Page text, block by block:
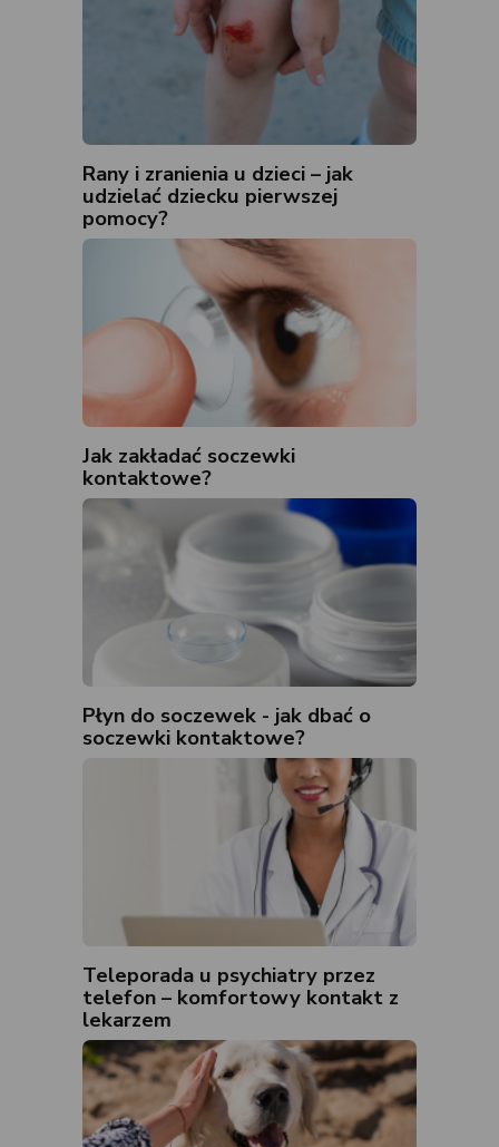
Rany i zranienia u dzieci – jak
udzielać dziecku pierwszej
pomocy?
Jak zakładać soczewki
kontaktowe?
Płyn do soczewek - jak dbać o
soczewki kontaktowe?
Teleporada u psychiatry przez
telefon – komfortowy kontakt z
lekarzem